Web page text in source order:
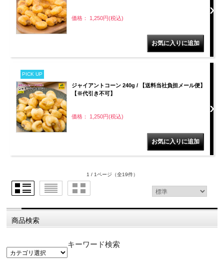
価格： 1,250円(税込)
PICK UP
ジャイアントコーン 240g / 【送料当社負担メール便】
【※代引き不可】
価格： 1,250円(税込)
1 / 1ページ （全19件）
商品検索
キーワード検索